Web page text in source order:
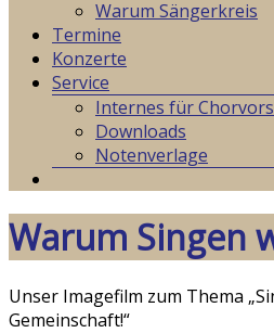
Warum Sängerkreis
Termine
Konzerte
Service
Internes für
Downloads
Notenverlage
Warum Singen
Unser Imagefilm zum Thema
Gemeinschaft!“